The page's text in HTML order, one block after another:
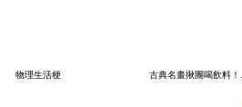
物理生活梗